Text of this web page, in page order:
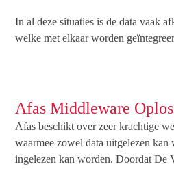
In al deze situaties is de data vaak
welke met elkaar worden
Afas Middleware
Afas beschikt over zeer krachtige
waarmee zowel data uitgelezen kan
ingelezen kan worden. Doordat De